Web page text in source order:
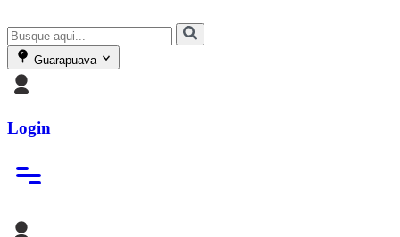
Guarapuava
Login